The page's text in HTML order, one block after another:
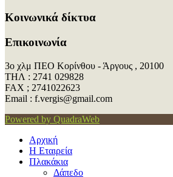
Kοινωνικά δίκτυα
Επικοινωνία
3ο χλμ ΠΕΟ Κορίνθου - Άργους , 20100
ΤΗΛ : 2741 029828
FAX ; 2741022623
Εmail : f.vergis@gmail.com
Powered by QuadraWeb
Αρχική
Η Εταιρεία
Πλακάκια
Δάπεδο